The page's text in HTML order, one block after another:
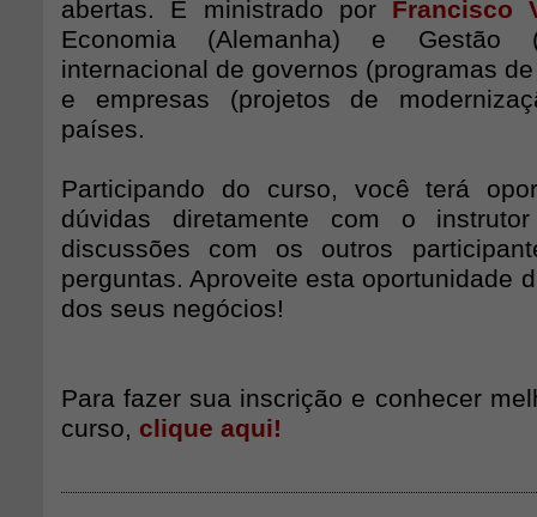
abertas. É ministrado por Francisco
Economia (Alemanha) e Gestão
internacional de governos (programas
e empresas (projetos de
países.
Participando do curso, você terá
dúvidas diretamente com o
discussões com os outros
perguntas. Aproveite esta oportunidade
dos seus negócios!
Para fazer sua inscrição e conhecer
curso, clique aqui!